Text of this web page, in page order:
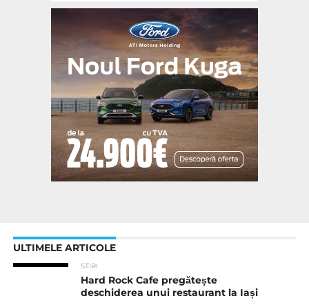
ULTIMELE ARTICOLE
STIRI
Hard Rock Cafe pregătește
deschiderea unui restaurant la Iași